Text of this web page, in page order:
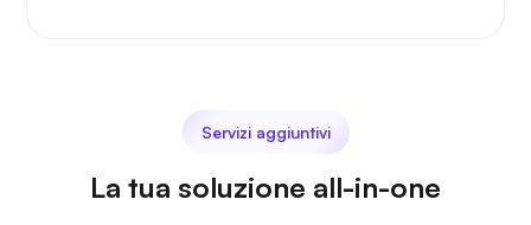
Servizi aggiuntivi
La tua soluzione all-in-one